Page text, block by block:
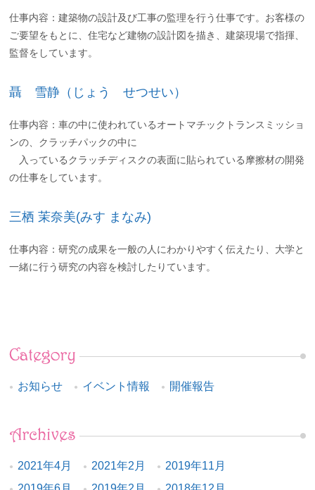
仕事内容：建築物の設計及び工事の監理を行う仕事です。お客様の
ご要望をもとに、住宅など建物の設計図を描き、建築現場で指揮、
監督をしています。
聶 雪静（じょう せつせい）
仕事内容：車の中に使われているオートマチックトランスミッショ
ンの、クラッチパックの中に
入っているクラッチディスクの表面に貼られている摩擦材の開発
の仕事をしています。
三栖 茉奈美(みす まなみ)
仕事内容：研究の成果を一般の人にわかりやすく伝えたり、大学と
一緒に行う研究の内容を検討したりています。
お知らせ イベント情報 開催報告
2021年4月 2021年2月
2019年11月